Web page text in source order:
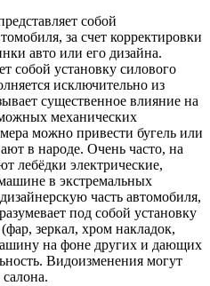
собой
за счет корректировки
авто или его дизайна.
собой установку силового
исключительно из
существенное влияние на
механических
можно привести бугель или
в народе. Очень часто, на
лебёдки электрические,
в экстремальных
часть автомобиля,
под собой установку
зеркал, хром накладок,
на фоне других и дающих
Видоизменения могут
салона.